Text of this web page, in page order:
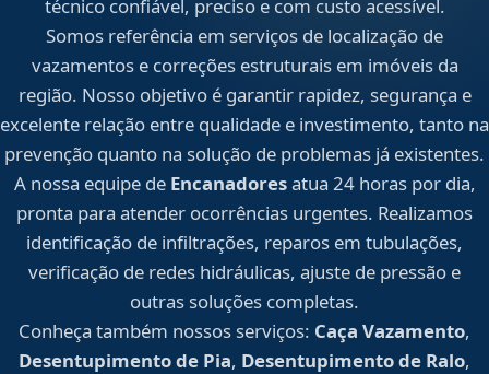
técnico confiável, preciso e com custo acessível.
Somos referência em serviços de localização de
vazamentos e correções estruturais em imóveis da
região. Nosso objetivo é garantir rapidez, segurança e
excelente relação entre qualidade e investimento, tanto na
prevenção quanto na solução de problemas já existentes.
A nossa equipe de Encanadoresatua 24 horas por dia,
pronta para atender ocorrências urgentes. Realizamos
identificação de infiltrações, reparos em tubulações,
verificação de redes hidráulicas, ajuste de pressão e
outras soluções completas.
Conheça também nossos serviços: Caça Vazamento,
Desentupimento de Pia, Desentupimento de Ralo,